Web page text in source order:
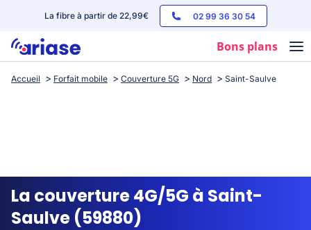
La fibre à partir de 22,99€ 02 99 36 30 54
Bons plans
Box internet
Streaming
Accueil Forfait mobile Couverture 5G Nord Saint-Saulve
La couverture 4G/5G à Saint-
Saulve (59880)